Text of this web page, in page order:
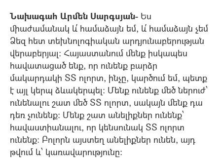
Նախագահ Արմեն Սարգսյան- Ես
միաժամանակ և՛ համաձայն եմ, և՛ համաձայն չեմ
Ձեզ հետ տեխնոլոգիական արդյունաբերության
վերաբերյալ: Հայաստանում մենք իսկապես
հավատացած ենք, որ ունենք բարձր
մակարդակի ՏՏ ոլորտ, ինչը, կարծում եմ, պետք
է այլ կերպ ձևակերպել: Մենք ունենք մեծ ներուժ՝
ունենալու շատ մեծ ՏՏ ոլորտ, սակայն մենք դա
դեռ չունենք: Մենք շատ անելիքներ ունենք՝
հավաստիանալու, որ կենսունակ ՏՏ ոլորտ
ունենք: Բոլորն այստեղ անելիքներ ունեն, այդ
թվում և՝ կառավարությունը: